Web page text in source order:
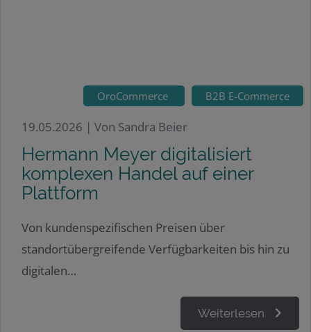
OroCommerce B2B E-Commerce
19.05.2026 | Von Sandra Beier
Hermann Meyer digitalisiert
komplexen Handel auf einer
Plattform
Von kundenspezifischen Preisen über
standortübergreifende Verfügbarkeiten bis hin zu
digitalen…
Weiterlesen